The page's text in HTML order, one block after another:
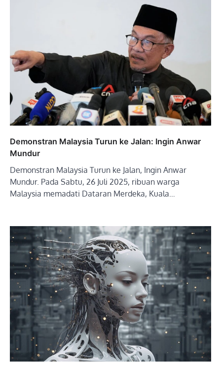
Demonstran Malaysia Turun ke Jalan: Ingin Anwar
Mundur
Demonstran Malaysia Turun ke Jalan, Ingin Anwar
Mundur. Pada Sabtu, 26 Juli 2025, ribuan warga
Malaysia memadati Dataran Merdeka, Kuala…